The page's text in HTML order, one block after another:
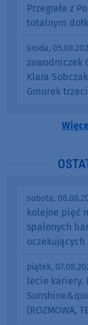
Przegrała z
totalnym
środa,
zawodniczek
Klara
Gmurek
sobota,
kolejne pięć
spalonych
oczekujących
piątek,
lecie
(ROZMOWA,